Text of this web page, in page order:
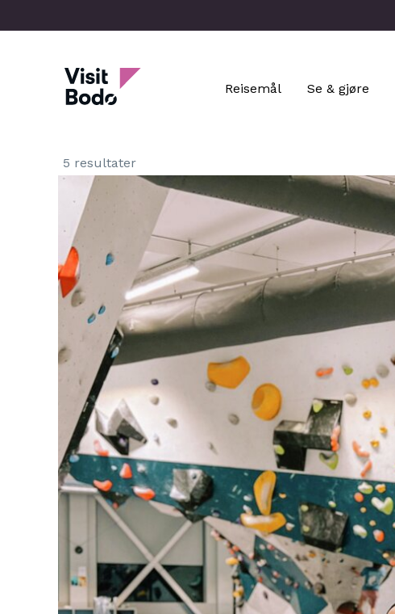
to
Visit Bodo
Reisemål Se & gjøre
5 resultater